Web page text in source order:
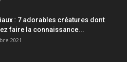
: 7 adorables créatures dont
faire la connaissance...
2021